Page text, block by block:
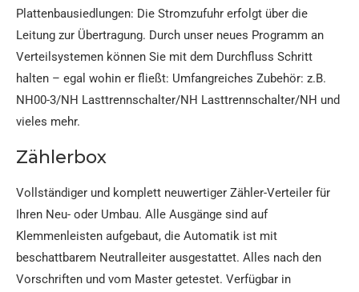
Plattenbausiedlungen: Die Stromzufuhr erfolgt über die
Leitung zur Übertragung. Durch unser neues Programm an
Verteilsystemen können Sie mit dem Durchfluss Schritt
halten – egal wohin er fließt: Umfangreiches Zubehör: z.B.
NH00-3/NH Lasttrennschalter/NH Lasttrennschalter/NH und
vieles mehr.
Zählerbox
Vollständiger und komplett neuwertiger Zähler-Verteiler für
Ihren Neu- oder Umbau. Alle Ausgänge sind auf
Klemmenleisten aufgebaut, die Automatik ist mit
beschattbarem Neutralleiter ausgestattet. Alles nach den
Vorschriften und vom Master getestet. Verfügbar in